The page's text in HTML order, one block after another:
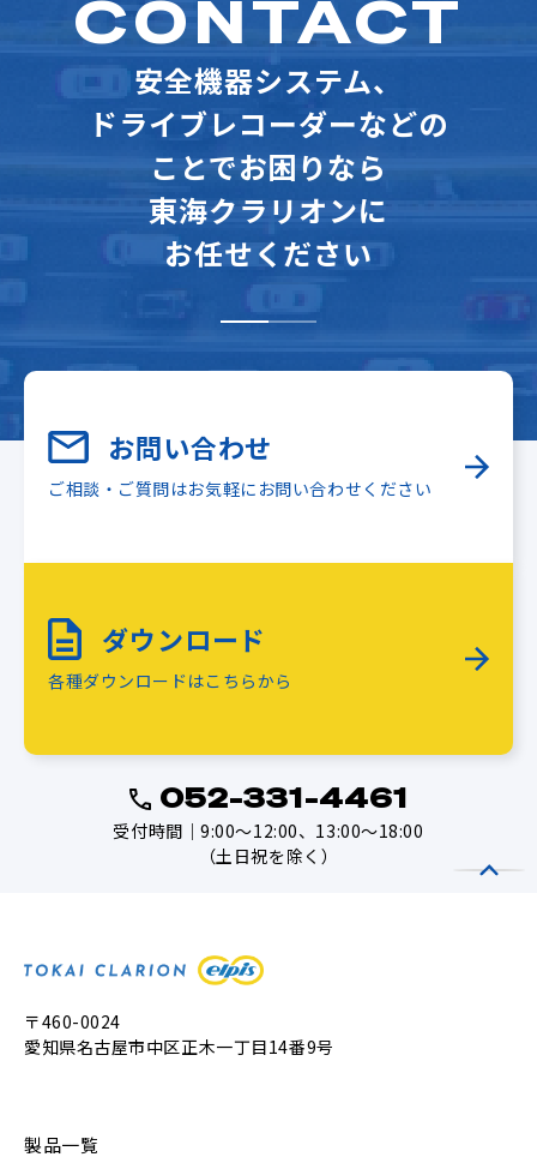
CONTACT
安全機器システム、
ドライブレコーダーなどの
ことでお困りなら
東海クラリオンに
お任せください
お問い合わせ
ご相談・ご質問はお気軽にお問い合わせください
ダウンロード
各種ダウンロードはこちらから
052-331-4461
受付時間｜9:00～12:00、13:00～18:00
（土日祝を除く）
〒460-0024
愛知県名古屋市中区正木一丁目14番9号
製品一覧